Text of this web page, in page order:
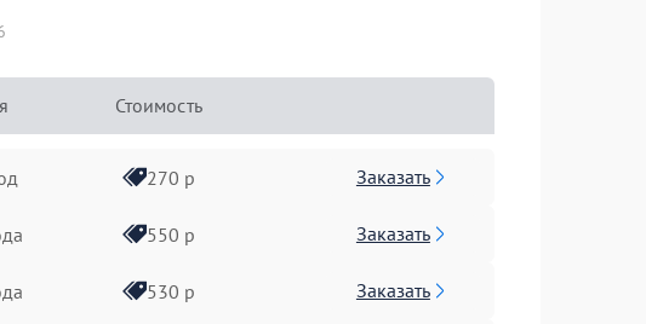
Стоимость
270 р Заказать
550 р Заказать
530 р Заказать